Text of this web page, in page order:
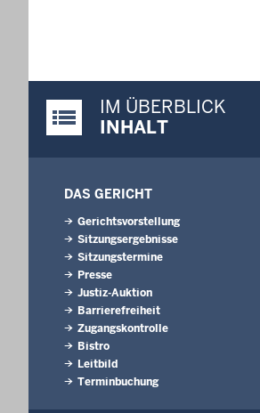
Justiz-Portal im Überblick:
IM ÜBERBLICK
INHALT
DAS GERICHT
Gerichtsvorstellung
Sitzungsergebnisse
Sitzungstermine
Presse
Justiz-Auktion
Barrierefreiheit
Zugangskontrolle
Bistro
Leitbild
Terminbuchung